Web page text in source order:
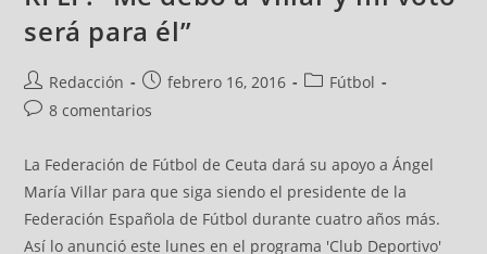
será para él”
Redacción febrero 16, 2016
Fútbol
8 comentarios
La Federación de Fútbol de Ceuta dará su apoyo a Ángel
María Villar para que siga siendo el presidente de la
Federación Española de Fútbol durante cuatro años más.
Así lo anunció este lunes en el programa 'Club Deportivo'